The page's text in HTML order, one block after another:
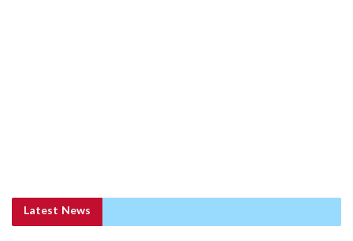
Latest News